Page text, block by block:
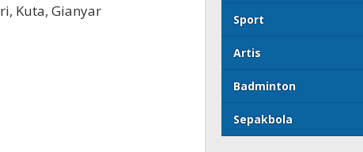
Kuta, Gianyar
Sport
Artis
Badminton
Sepakbola